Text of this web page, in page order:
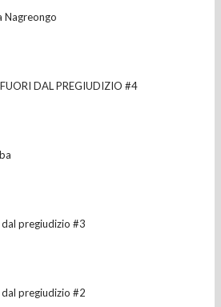
Nagreongo
DAL PREGIUDIZIO #4
pregiudizio #3
pregiudizio #2